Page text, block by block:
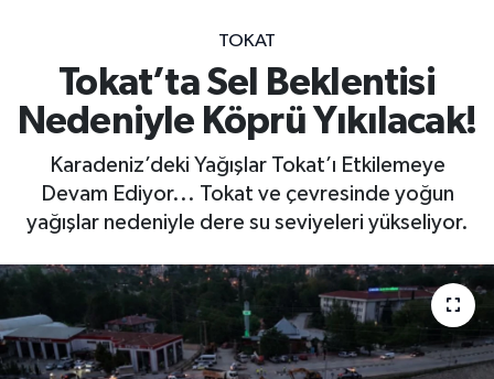
TOKAT
Tokat’ta Sel Beklentisi
Nedeniyle Köprü Yıkılacak!
Karadeniz’deki Yağışlar Tokat’ı Etkilemeye
Devam Ediyor... Tokat ve çevresinde yoğun
yağışlar nedeniyle dere su seviyeleri yükseliyor.